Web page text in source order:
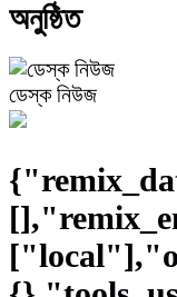
অনুষ্ঠিত
ডেস্ক নিউজ